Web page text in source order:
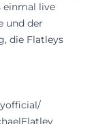
einmal live
und der
die Flatleys